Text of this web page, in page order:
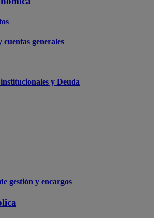
cuentas generales
y Deuda
gestión y encargos